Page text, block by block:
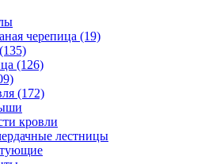
черепица (19)
(135)
(126)
(172)
кровли
лестницы